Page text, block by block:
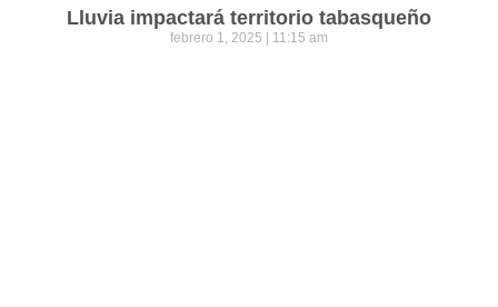
Lluvia impactará territorio tabasqueño
febrero 1, 2025 11:15 am